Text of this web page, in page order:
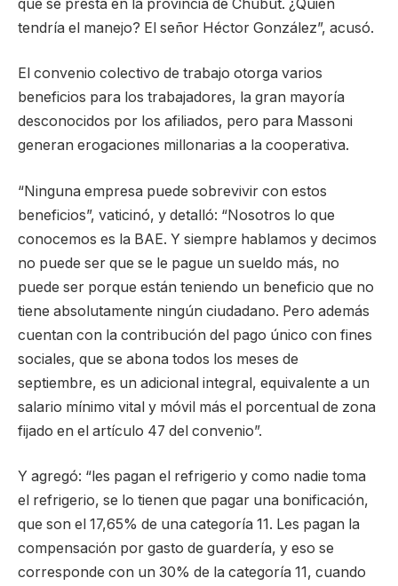
que se presta en la provincia de Chubut. ¿Quién
tendría el manejo? El señor Héctor González”, acusó.
El convenio colectivo de trabajo otorga varios
beneficios para los trabajadores, la gran mayoría
desconocidos por los afiliados, pero para Massoni
generan erogaciones millonarias a la cooperativa.
“Ninguna empresa puede sobrevivir con estos
beneficios”, vaticinó, y detalló: “Nosotros lo que
conocemos es la BAE. Y siempre hablamos y decimos
no puede ser que se le pague un sueldo más, no
puede ser porque están teniendo un beneficio que no
tiene absolutamente ningún ciudadano. Pero además
cuentan con la contribución del pago único con fines
sociales, que se abona todos los meses de
septiembre, es un adicional integral, equivalente a un
salario mínimo vital y móvil más el porcentual de zona
fijado en el artículo 47 del convenio”.
Y agregó: “les pagan el refrigerio y como nadie toma
el refrigerio, se lo tienen que pagar una bonificación,
que son el 17,65% de una categoría 11. Les pagan la
compensación por gasto de guardería, y eso se
corresponde con un 30% de la categoría 11, cuando